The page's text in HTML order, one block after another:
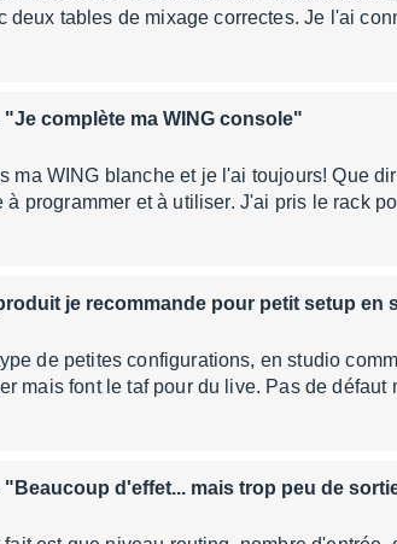
deux tables de mixage correctes. Je l'ai
"Je complète ma WING console"
ma WING blanche et je l'ai toujours! Que
à programmer et à utiliser. J'ai pris le rack
je recommande pour petit setup en
de petites configurations, en studio
mais font le taf pour du live. Pas de
"Beaucoup d'effet... mais trop peu de